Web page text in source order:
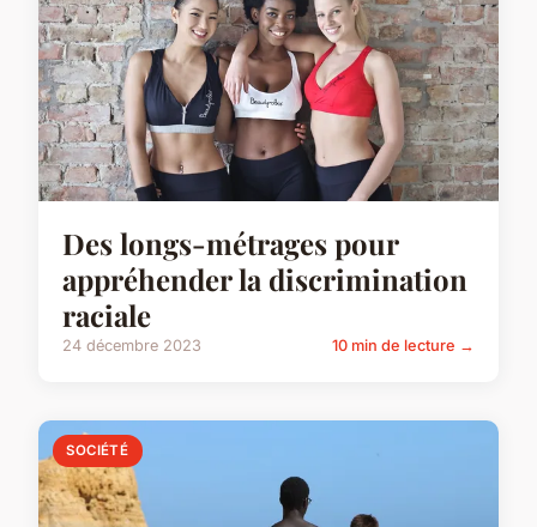
Des longs-métrages pour
appréhender la discrimination
raciale
24 décembre 2023 10 min de lecture →
SOCIÉTÉ